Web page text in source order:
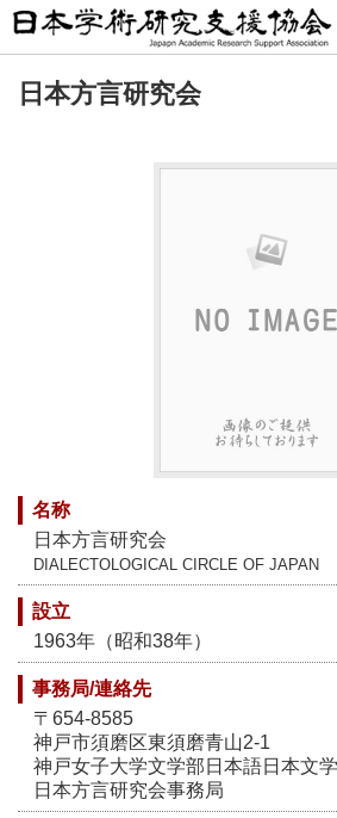
日本方言研究会
名称
日本方言研究会
DIALECTOLOGICAL CIRCLE OF JAPAN
設立
1963年（昭和38年）
事務局/連絡先
〒654-8585
神戸市須磨区東須磨青山2-1
神戸女子大学文学部日本語日本文
日本方言研究会事務局